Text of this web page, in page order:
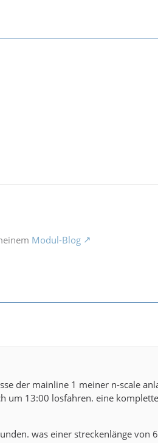
Modul-Blog
der mainline 1 meiner n-scale
um 13:00 losfahren. eine
was einer streckenlänge von